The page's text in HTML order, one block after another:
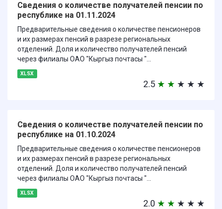
Сведения о количестве получателей пенсии по
республике на 01.11.2024
Предварительные сведения о количестве пенсионеров
и их размерах пенсий в разрезе региональных
отделений. Доля и количество получателей пенсий
через филиалы ОАО "Кыргыз почтасы "...
XLSX
2.5 ★ ★ ★ ★ ★
Сведения о количестве получателей пенсии по
республике на 01.10.2024
Предварительные сведения о количестве пенсионеров
и их размерах пенсий в разрезе региональных
отделений. Доля и количество получателей пенсий
через филиалы ОАО "Кыргыз почтасы "...
XLSX
2.0 ★ ★ ★ ★ ★